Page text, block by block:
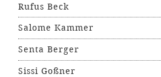
Rufus Beck
Salome Kammer
Senta Berger
Sissi Goßner